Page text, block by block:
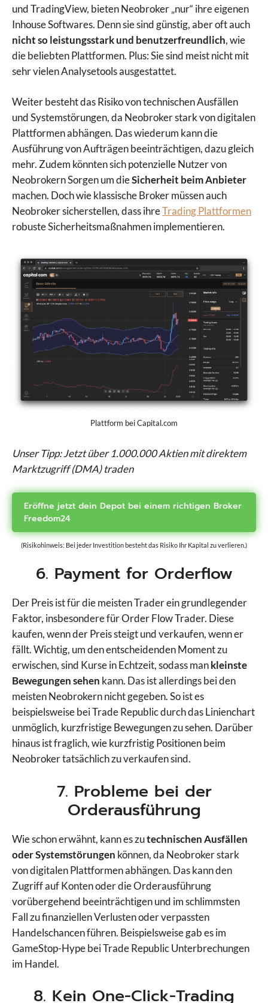
und TradingView, bieten Neobroker „nur“ ihre eigenen
Inhouse Softwares. Denn sie sind günstig, aber oft auch
nicht so leistungsstark und benutzerfreundlich, wie
die beliebten Plattformen. Plus: Sie sind meist nicht mit
sehr vielen Analysetools ausgestattet.
Weiter besteht das Risiko von technischen Ausfällen
und Systemstörungen, da Neobroker stark von digitalen
Plattformen abhängen. Das wiederum kann die
Ausführung von Aufträgen beeinträchtigen, dazu gleich
mehr. Zudem könnten sich potenzielle Nutzer von
Neobrokern Sorgen um dieSicherheit beim Anbieter
machen. Doch wie klassische Broker müssen auch
Neobroker sicherstellen, dass ihreTrading Plattformen
robuste Sicherheitsmaßnahmen implementieren.
Plattform bei Capital.com
Unser Tipp: Jetzt über 1.000.000 Aktien mit direktem
Marktzugriff (DMA) traden
Eröffne jetzt dein Depot bei einem richtigen Broker
Freedom24
(Risikohinweis: Bei jeder Investition besteht das Risiko Ihr Kapital zu verlieren.)
6. Payment for Orderflow
Der Preis ist für die meisten Trader ein grundlegender
Faktor, insbesondere für Order Flow Trader. Diese
kaufen, wenn der Preis steigt und verkaufen, wenn er
fällt. Wichtig, um den entscheidenden Moment zu
erwischen, sind Kurse in Echtzeit, sodass mankleinste
Bewegungen sehen kann. Das ist allerdings bei den
meisten Neobrokern nicht gegeben. So ist es
beispielsweise bei Trade Republic durch das Linienchart
unmöglich, kurzfristige Bewegungen zu sehen. Darüber
hinaus ist fraglich, wie kurzfristig Positionen beim
Neobroker tatsächlich zu verkaufen sind.
7. Probleme bei der
Orderausführung
Wie schon erwähnt, kann es zutechnischen Ausfällen
oder Systemstörungen können, da Neobroker stark
von digitalen Plattformen abhängen. Das kann den
Zugriff auf Konten oder die Orderausführung
vorübergehend beeinträchtigen und im schlimmsten
Fall zu finanziellen Verlusten oder verpassten
Handelschancen führen. Beispielsweise gab es im
GameStop-Hype bei Trade Republic Unterbrechungen
im Handel.
8. Kein One-Click-Trading